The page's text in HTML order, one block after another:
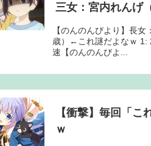
三女：宮内れんげ
【のんのんびより】長
歳）←これ謎だよなｗ 1:
速【のんのんびよ...
【衝撃】毎回「
ｗ